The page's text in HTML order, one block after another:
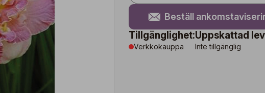
Beställ
Tillgänglighet:
Verkkokauppa
Uppskattad
Inte tillgänglig